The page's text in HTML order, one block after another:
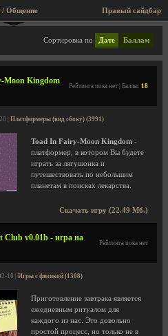
Правый сайдбар
/ Общение
с физикой
Сортировка по Дате Баллам
Moon Kingdom
Рейтинга пока нет | Баллы: 18
| Платформеры (вид сбоку) (3991)
Toad In Fairy-Moon Kingdom -
платформер, в котором Вы будете
играть за лягушонка и
путешествовать по небольшим
планетам в поисках лекарства.
Скачать игру (22.49 Мб.)
Club v0.01b - игра на
Рейтинга пока нет
10 | Игры с физикой (1308)
Приготовление завтрака является
ежедневным ритуалом для
каждого из нас. Это довольно
простой процесс, но только не в